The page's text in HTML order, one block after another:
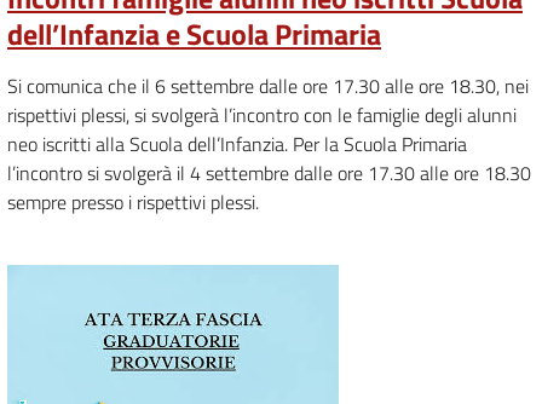
dell’Infanzia e Scuola Primaria
Si comunica che il 6 settembre dalle ore 17.30 alle ore 18.30, nei
rispettivi plessi, si svolgerà l’incontro con le famiglie degli alunni
neo iscritti alla Scuola dell’Infanzia. Per la Scuola Primaria
l’incontro si svolgerà il 4 settembre dalle ore 17.30 alle ore 18.30
sempre presso i rispettivi plessi.